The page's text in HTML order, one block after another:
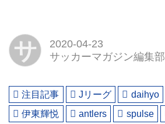
サ
2020-04-23
サッカーマガジン編集部
注目記事 Jリーグ daihyo
伊東輝悦
antlers spulse